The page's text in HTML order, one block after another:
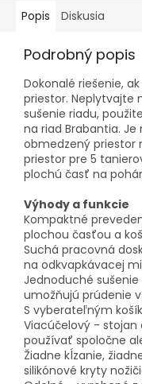
Popis Diskusia
Podrobný popis
Dokonalé riešenie,
priestor. Neplytvajte
sušenie riadu,
na riad Brabantia.
obmedzený priestor
priestor pre 5
plochú časť na
Výhody a funkcie
Kompaktné
plochou časťou a
Suchá pracovná
na odkvapkávacej
Jednoduché
umožňujú prúdenie
S vyberateľným
Viacúčelový - stojan
používať spoločne
Žiadne kĺzanie,
silikónové kryty